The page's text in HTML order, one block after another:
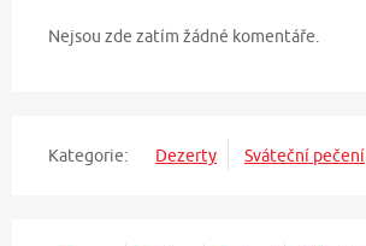
Nejsou zde zatím žádné komentáře.
Kategorie: Dezerty Sváteční pečení